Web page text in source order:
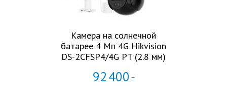
Камера на солнечной
батарее 4 Мп 4G Hikvision
DS-2CFSP4/4G PT (2.8 мм)
92400 Т